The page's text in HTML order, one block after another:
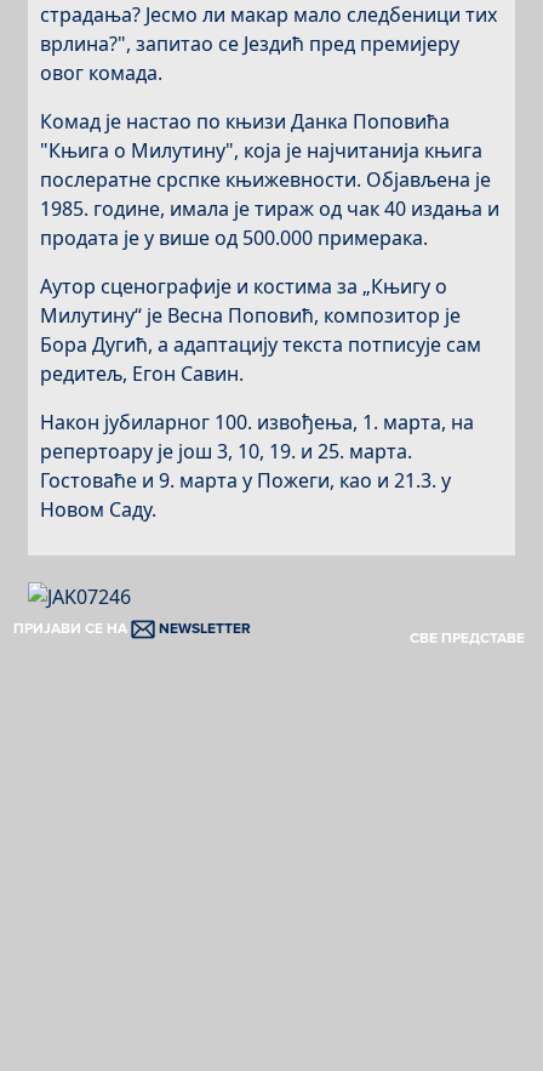
страдања? Јесмо ли макар мало следбеници тих
врлина?", запитао се Јездић пред премијеру
овог комада.
Комад је настао по књизи Данка Поповића
"Књига о Милутину", која је најчитанија књига
послератне срспке књижевности. Објављена је
1985. године, имала је тираж од чак 40 издања и
продата је у више од 500.000 примерака.
Аутор сценографије и костима за „Књигу о
Милутину“ је Весна Поповић, композитор је
Бора Дугић, а адаптацију текста потписује сам
редитељ, Егон Савин.
Након јубиларног 100. извођења, 1. марта, на
репертоару је још 3, 10, 19. и 25. марта.
Гостоваће и 9. марта у Пожеги, као и 21.3. у
Новом Саду.
ПРИЈАВИ СЕ НА NEWSLETTER
СВЕ ПРЕДСТАВЕ